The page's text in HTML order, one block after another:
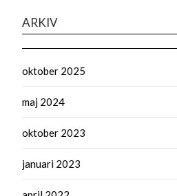
ARKIV
oktober 2025
maj 2024
oktober 2023
januari 2023